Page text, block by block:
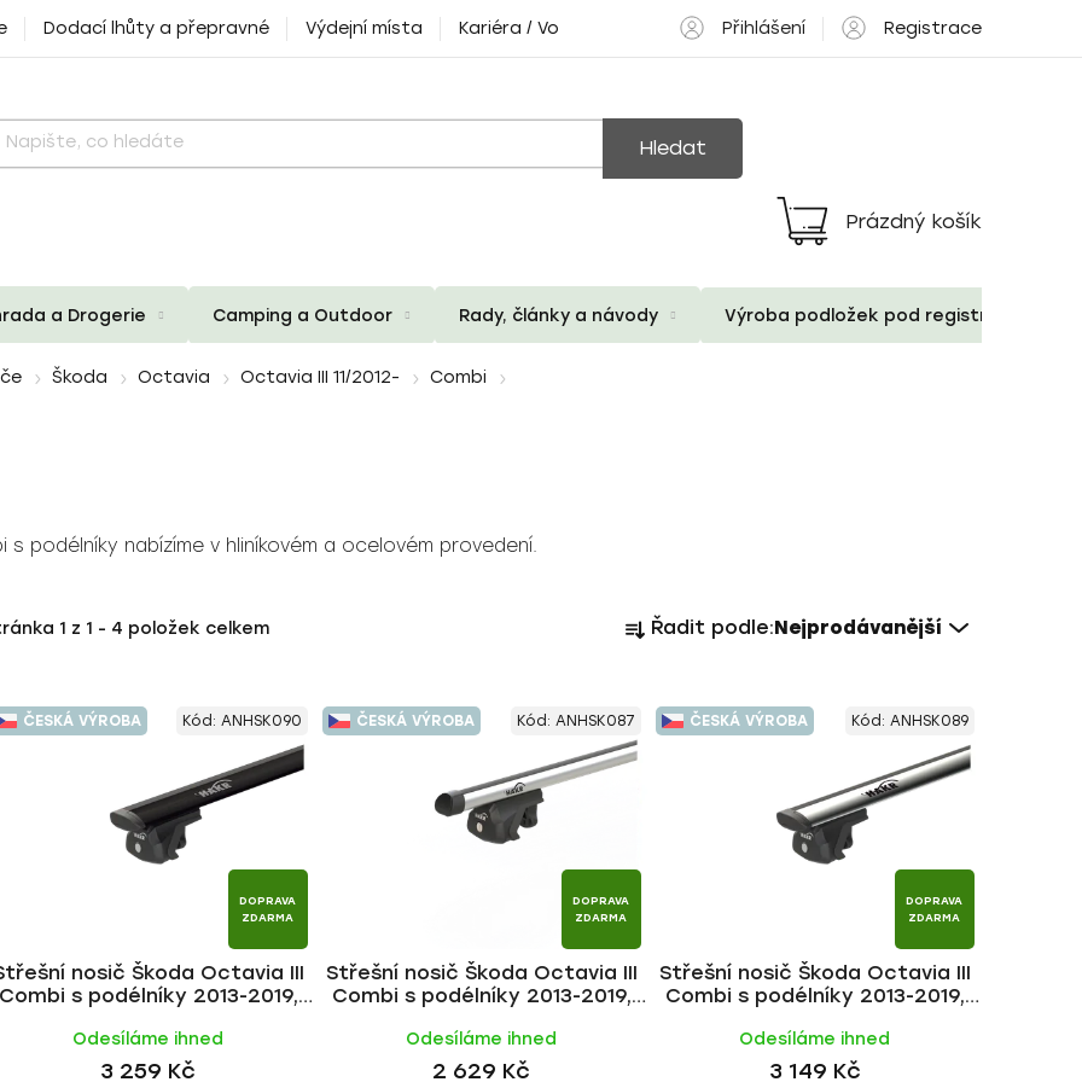
Dodací lhůty a přepravné Výdejní místa Kariéra / Volné pozice Přihlášení Registrace
Hledat
Nákupní
košík
Prázdný košík
a Drogerie Camping a Outdoor Rady, články a návody Výroba podložek pod registrační
Škoda Octavia Octavia III 11/2012-
Combi
podélníky nabízíme v hliníkovém a ocelovém provedení.
1 z 1 - 4 položek celkem
a
n
í
o
d
u
k
t
ů
Řadit podle:Nejprodávanější
ČESKÁ VÝROBA
DOPRAVA
ZDARMA
nosič Škoda Octavia III
Combi s podélníky 2013-2019,
Odesíláme ihned
3 259 Kč
Kód: ANHSK090 ČESKÁ VÝROBA
DOPRAVA
ZDARMA
Střešní nosič Škoda Octavia III
Combi s podélníky 2013-2019,
Odesíláme ihned
2 629 Kč
Kód: ANHSK087 ČESKÁ VÝROBA
DOPRAVA
ZDARMA
Střešní nosič Škoda Octavia III
Combi s podélníky 2013-2019,
Odesíláme ihned
3 149 Kč
Kód: ANHSK089